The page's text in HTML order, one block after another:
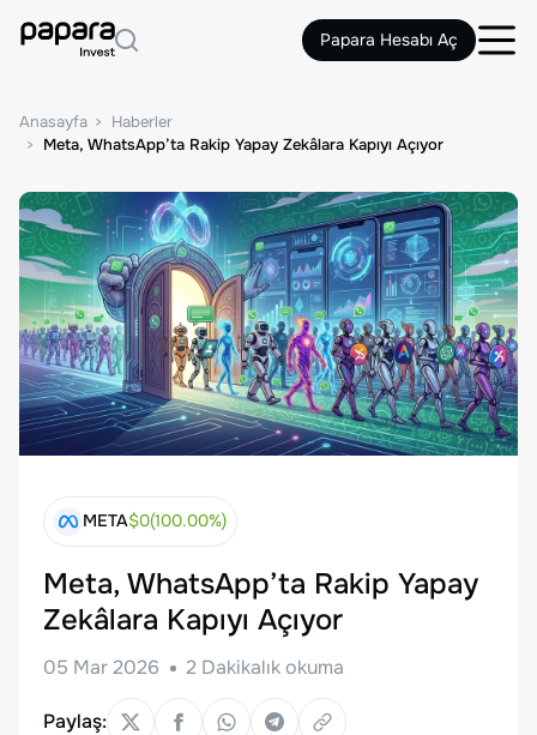
Papara Hesabı Aç
Anasayfa
Haberler
Meta, WhatsApp’ta Rakip Yapay Zekâlara Kapıyı Açıyor
META$0(100.00%)
Meta, WhatsApp’ta Rakip Yapay
Zekâlara Kapıyı Açıyor
05 Mar 2026 2 Dakikalık okuma
Paylaş: